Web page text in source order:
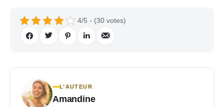
4/5 - (30 votes)
L’AUTEUR
Amandine